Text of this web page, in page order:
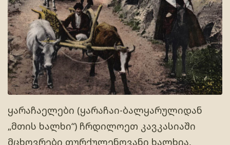
ყარაჩაელები (ყარაჩაი-ბალყარულიდან
„მთის ხალხი“) ჩრდილოეთ კავკასიაში
მცხოვრები თურქულენოვანი ხალხია,